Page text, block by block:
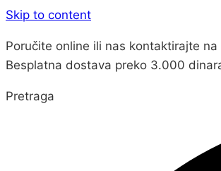
Skip to content
Poručite online ili nas kontaktirajte na
Besplatna dostava preko 3.000
Pretraga